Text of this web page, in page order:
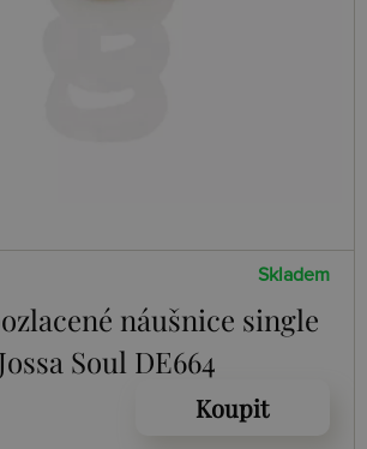
Skladem
náušnice single
Soul DE664
Koupit